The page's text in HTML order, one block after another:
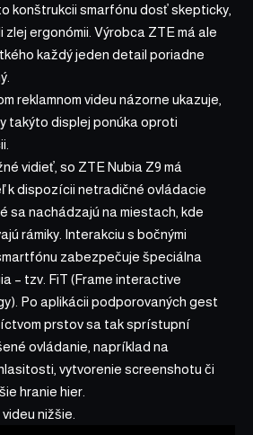
konštrukcii smarfónu dosť skepticky,
zlej ergonómii. Výrobca ZTE má ale
každý jeden detail poriadne
reklamnom videu názorne ukazuje,
takýto displej ponúka oproti
vidieť, so ZTE Nubia Z9 má
k dispozícii netradičné ovládacie
sa nachádzajú na miestach, kde
rámiky. Interakciu s bočnými
zabezpečuje špeciálna
– tzv. FiT (Frame interactive
Po aplikácii podporovaných gest
prstov sa tak sprístupní
ovládanie, napríklad na
vytvorenie screenshotu či
hranie hier.
nižšie.